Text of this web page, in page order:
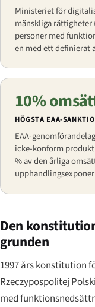
Ministeriet för
mänskliga rättigheter
personer med
en med ett definierat
10%
HÖGSTA EAA-
EAA-
icke-konform
% av den årliga
Den
grunden
1997 års konstitution
Rzeczypospolitej
med